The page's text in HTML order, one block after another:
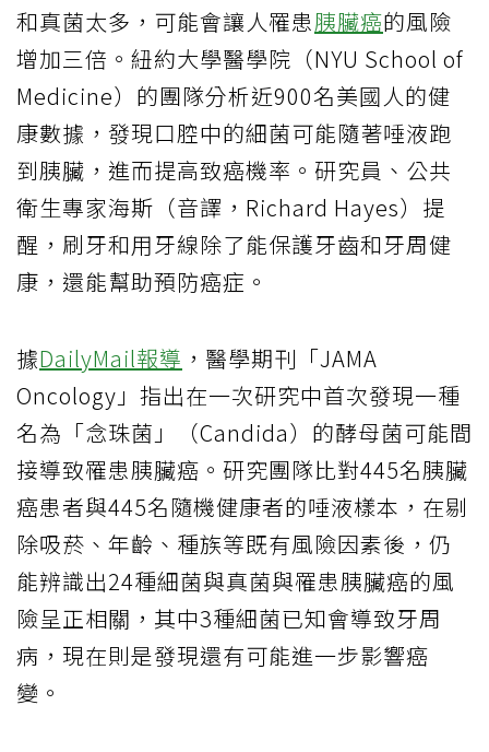
和真菌太多，可能會讓人罹患胰臟癌的風險
增加三倍。紐約大學醫學院（NYU School of
Medicine）的團隊分析近900名美國人的健
康數據，發現口腔中的細菌可能隨著唾液跑
到胰臟，進而提高致癌機率。研究員、公共
衛生專家海斯（音譯，Richard Hayes）提
醒，刷牙和用牙線除了能保護牙齒和牙周健
康，還能幫助預防癌症。
據DailyMail報導 ，醫學期刊「JAMA
Oncology」指出在一次研究中首次發現一種
名為「念珠菌」（Candida）的酵母菌可能間
接導致罹患胰臟癌。研究團隊比對445名胰臟
癌患者與445名隨機健康者的唾液樣本，在剔
除吸菸、年齡、種族等既有風險因素後，仍
能辨識出24種細菌與真菌與罹患胰臟癌的風
險呈正相關，其中3種細菌已知會導致牙周
病，現在則是發現還有可能進一步影響癌
變。